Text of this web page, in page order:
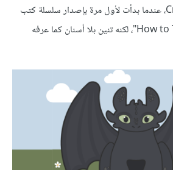
الكاتبة Cressida Cowell، عندما بدأت لأول مرة بإصدار سلسلة كتب
"How to Train Your Dragon"، لكنه تنين بلا أسنان كما عرفه